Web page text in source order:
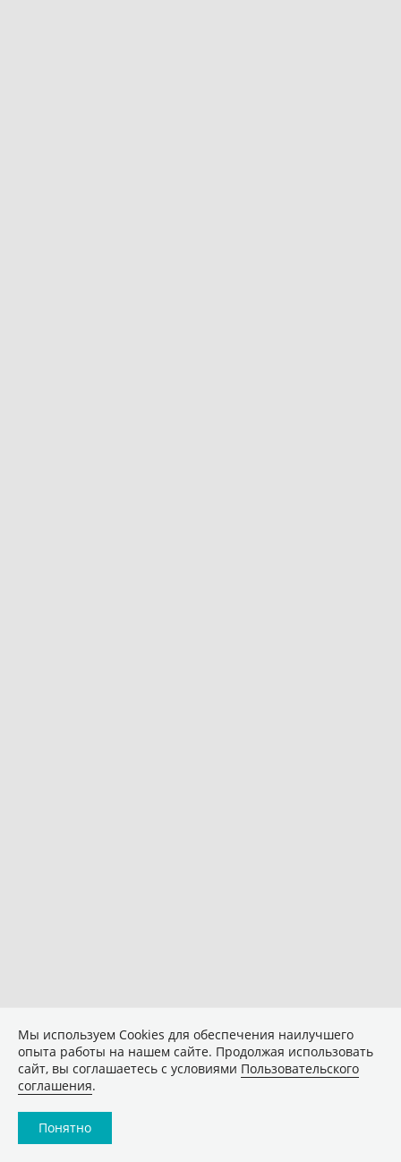
Мы используем Сookies для обеспечения наилучшего
опыта работы на нашем сайте. Продолжая использовать
сайт, вы соглашаетесь с условиями Пользовательского
соглашения.
Понятно